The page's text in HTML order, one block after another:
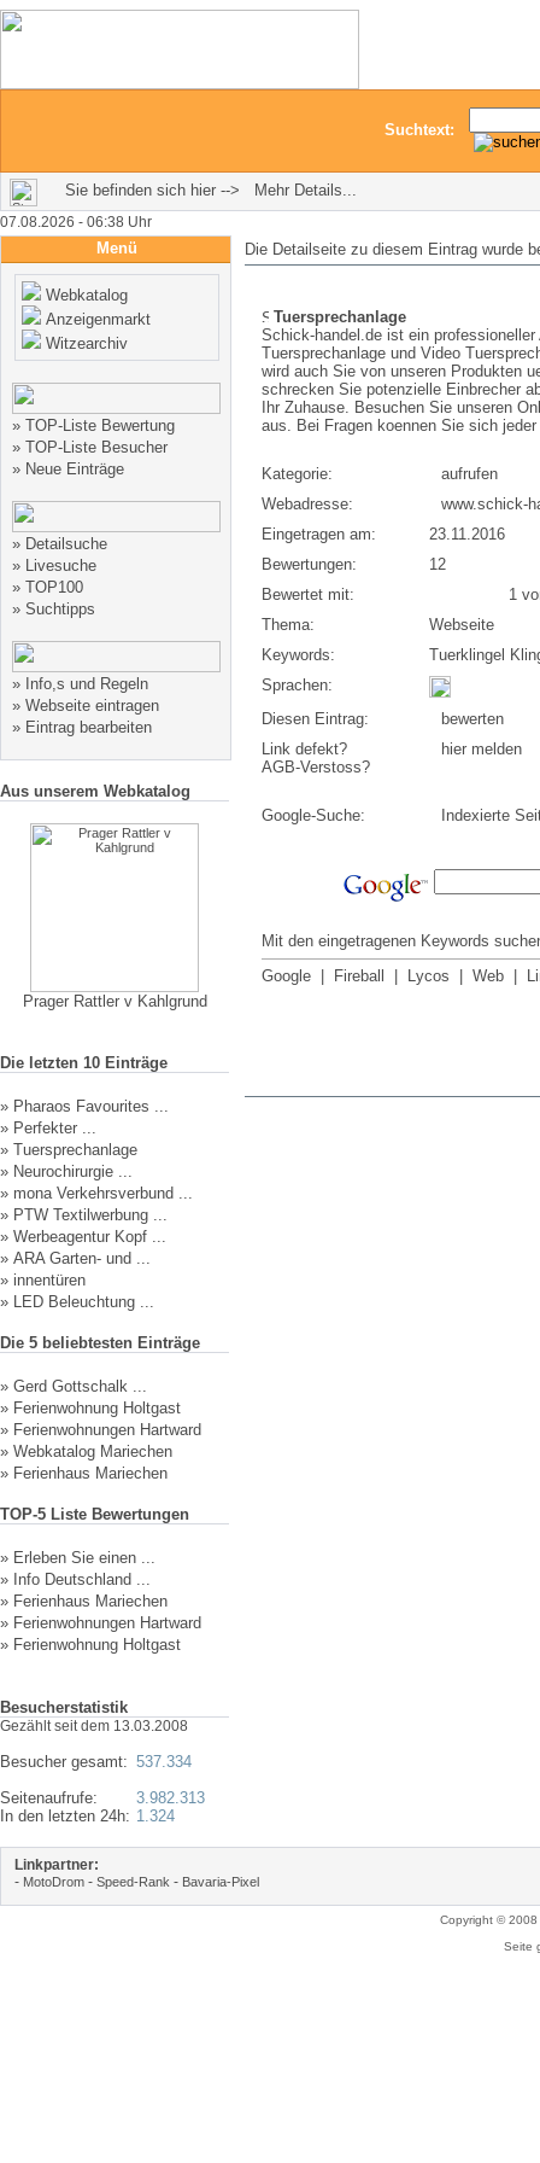
Suchtext:
Sie befinden sich hier --> Mehr Details...
07.08.2026 - 06:38 Uhr
Menü
Webkatalog
Anzeigenmarkt
Witzearchiv
» TOP-Liste Bewertung
» TOP-Liste Besucher
» Neue Einträge
» Detailsuche
» Livesuche
» TOP100
» Suchtipps
» Info,s und Regeln
» Webseite eintragen
» Eintrag bearbeiten
Aus unserem Webkatalog
Prager Rattler v Kahlgrund
Die letzten 10 Einträge
» Pharaos Favourites ...
» Perfekter ...
» Tuersprechanlage
» Neurochirurgie ...
» mona Verkehrsverbund ...
» PTW Textilwerbung ...
» Werbeagentur Kopf ...
» ARA Garten- und ...
» innentüren
» LED Beleuchtung ...
Die 5 beliebtesten Einträge
» Gerd Gottschalk ...
» Ferienwohnung Holtgast
» Ferienwohnungen Hartward
» Webkatalog Mariechen
» Ferienhaus Mariechen
TOP-5 Liste Bewertungen
» Erleben Sie einen ...
» Info Deutschland ...
» Ferienhaus Mariechen
» Ferienwohnungen Hartward
» Ferienwohnung Holtgast
Besucherstatistik
Gezählt seit dem 13.03.2008
Besucher gesamt:
Seitenaufrufe:
In den letzten 24h:
537.334
3.982.313
1.324
Die Detailseite zu diesem Eintrag wurde
Tuersprechanlage
Schick-handel.de ist ein
Tuersprechanlage und Video
wird auch Sie von unseren Produkten
schrecken Sie potenzielle Einbrecher
Ihr Zuhause. Besuchen Sie unseren
aus. Bei Fragen koennen Sie sich
Kategorie:
aufrufen
Webadresse:
www.schick-
Eingetragen am:
23.11.2016
Bewertungen:
12
Bewertet mit:
1
Thema:
Webseite
Keywords:
Tuerklingel
Sprachen:
Diesen Eintrag:
bewerten
Link defekt?
AGB-Verstoss?
hier melden
Google-Suche: Indexierte
Mit den eingetragenen Keywords
Google
Fireball Lycos Web
Linkpartner:
- MotoDrom - Speed-Rank - Bavaria-Pixel
Copyright ©
Seite